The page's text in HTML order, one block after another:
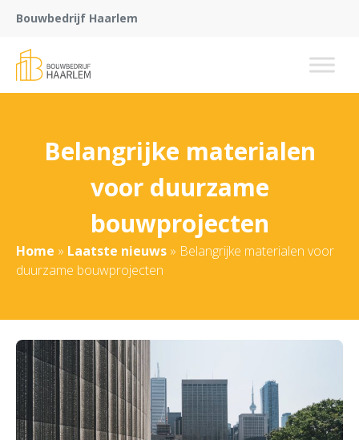
Bouwbedrijf Haarlem
Belangrijke materialen
voor duurzame
bouwprojecten
Home » Laatste nieuws » Belangrijke materialen voor
duurzame bouwprojecten